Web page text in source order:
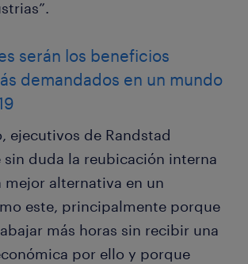
serán los beneficios
demandados en un mundo
ejecutivos de Randstad
sin duda la reubicación interna
mejor alternativa en un
este, principalmente porque
más horas sin recibir una
por ello y porque